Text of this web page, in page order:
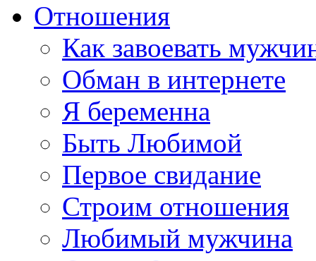
Отношения
Как завоевать
Обман в интернете
Я беременна
Быть Любимой
Первое свидание
Строим отношения
Любимый мужчина